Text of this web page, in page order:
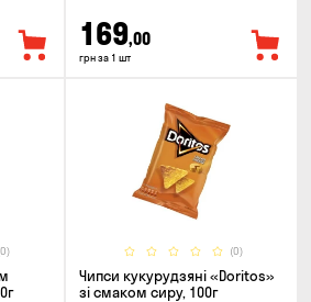
169,00
грн за 1 шт
(0)
Чипси кукурудзяні «Doritos»
зі смаком сиру, 100г